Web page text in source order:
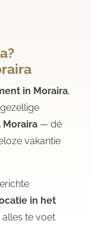
in Moraira,
Moraira — dé
vakantie
in het
te voet